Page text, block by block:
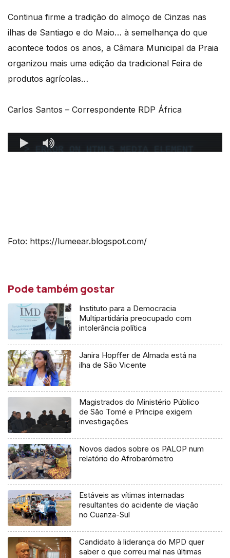
Continua firme a tradição do almoço de Cinzas nas
ilhas de Santiago e do Maio… à semelhança do que
acontece todos os anos, a Câmara Municipal da Praia
organizou mais uma edição da tradicional Feira de
produtos agrícolas…
Carlos Santos – Correspondente RDP África
Foto: https://lumeear.blogspot.com/
Pode também gostar
Instituto para a Democracia
Multipartidária preocupado com
intolerância política
Janira Hopffer de Almada está na
ilha de São Vicente
Magistrados do Ministério Público
de São Tomé e Príncipe exigem
investigações
Novos dados sobre os PALOP num
relatório do Afrobarómetro
Estáveis as vítimas internadas
resultantes do acidente de viação
no Cuanza-Sul
Candidato à liderança do MPD quer
saber o que correu mal nas últimas